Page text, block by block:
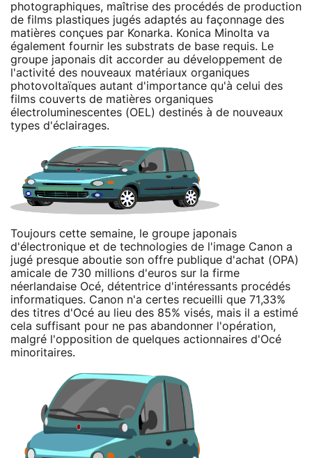
photographiques, maîtrise des procédés de production
de films plastiques jugés adaptés au façonnage des
matières conçues par Konarka. Konica Minolta va
également fournir les substrats de base requis. Le
groupe japonais dit accorder au développement de
l'activité des nouveaux matériaux organiques
photovoltaïques autant d'importance qu'à celui des
films couverts de matières organiques
électroluminescentes (OEL) destinés à de nouveaux
types d'éclairages.
Toujours cette semaine, le groupe japonais
d'électronique et de technologies de l'image Canon a
jugé presque aboutie son offre publique d'achat (OPA)
amicale de 730 millions d'euros sur la firme
néerlandaise Océ, détentrice d'intéressants procédés
informatiques. Canon n'a certes recueilli que 71,33%
des titres d'Océ au lieu des 85% visés, mais il a estimé
cela suffisant pour ne pas abandonner l'opération,
malgré l'opposition de quelques actionnaires d'Océ
minoritaires.